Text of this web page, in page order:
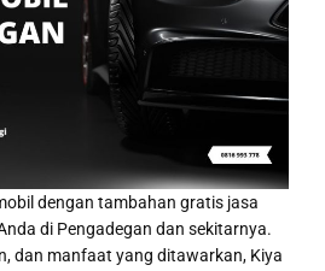
dengan tambahan gratis jasa
di Pengadegan dan sekitarnya.
dan manfaat yang ditawarkan, Kiya